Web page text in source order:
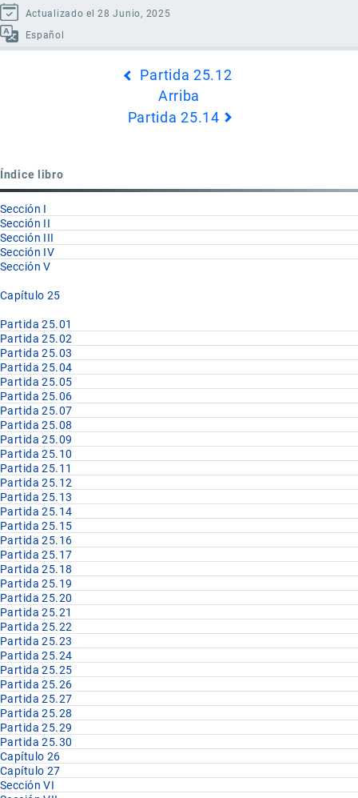
Actualizado el 28 Junio, 2025
Español
25.13
Partida 25.12
Arriba
Partida 25.14
Índice libro
Sección I
Sección II
Sección III
Sección IV
Sección V
Capítulo 25
Partida 25.01
Partida 25.02
Partida 25.03
Partida 25.04
Partida 25.05
Partida 25.06
Partida 25.07
Partida 25.08
Partida 25.09
Partida 25.10
Partida 25.11
Partida 25.12
Partida 25.13
Partida 25.14
Partida 25.15
Partida 25.16
Partida 25.17
Partida 25.18
Partida 25.19
Partida 25.20
Partida 25.21
Partida 25.22
Partida 25.23
Partida 25.24
Partida 25.25
Partida 25.26
Partida 25.27
Partida 25.28
Partida 25.29
Partida 25.30
Capítulo 26
Capítulo 27
Sección VI